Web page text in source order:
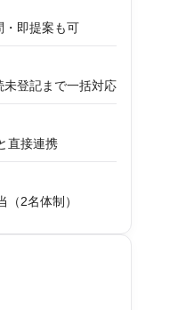
・即提案も可
登記まで一括対応
直接連携
2名体制）